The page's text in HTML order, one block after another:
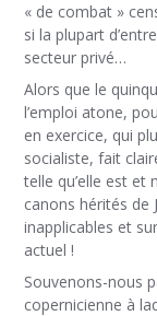
« de combat »
si la plupart
secteur privé…
Alors que le
l’emploi atone,
en exercice, qui
socialiste, fait
telle qu’elle est et
canons hérités de
inapplicables et
actuel !
Souvenons-nous
copernicienne à